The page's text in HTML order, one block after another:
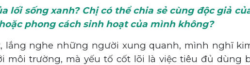
lối sống xanh? Chị có thể chia sẻ cùng độc giả
phong cách sinh hoạt của mình không?
lắng nghe những người xung quanh, mình nghĩ
môi trường, mà yếu tố cốt lõi là việc tiêu đủ dùng